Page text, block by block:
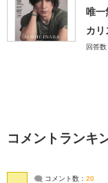
唯
カリ
回答
コメントランキ
コメント数： 20